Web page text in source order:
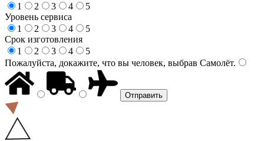
1
2 3 4
5
Уровень сервиса
1
2 3 4
5
Срок изготовления
1
2 3 4
5
Пожалуйста, докажите, что вы человек, выбрав Самолёт.